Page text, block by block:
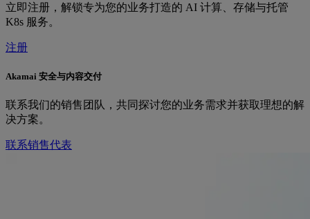
立即注册，解锁专为您的业务打造的 AI 计算、存储与托管
K8s 服务。
注册
Akamai 安全与内容交付
联系我们的销售团队，共同探讨您的业务需求并获取理想的解
决方案。
联系销售代表